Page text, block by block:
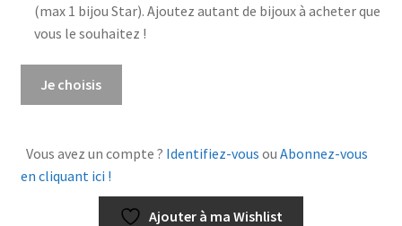
(max 1 bijou Star). Ajoutez autant de bijoux à acheter que
vous le souhaitez !
Je choisis
Vous avez un compte ? Identifiez-vous ou Abonnez-vous
en cliquant ici !
Ajouter à ma Wishlist